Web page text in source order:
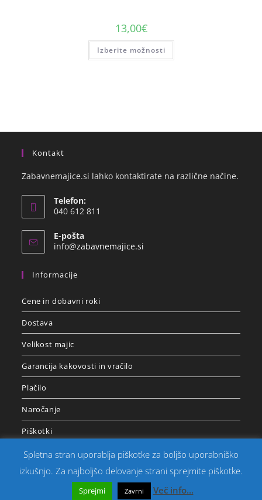
13,00€
Izberite možnosti
Kontakt
Zabavnemajice.si lahko kontaktirate na različne načine.
Telefon:
040 612 811
E-pošta
info@zabavnemajice.si
Informacije
Cene in dobavni roki
Dostava
Velikost majic
Garancija kakovosti in vračilo
Plačilo
Naročanje
Piškotki
Pravilnik o zasebnosti – GDPR
Spletna stran uporablja piškotke za boljšo uporabniško
izkušnjo. Za najboljšo delovanje strani sprejmite piškotke.
Sprejmi Zavrni Več info...